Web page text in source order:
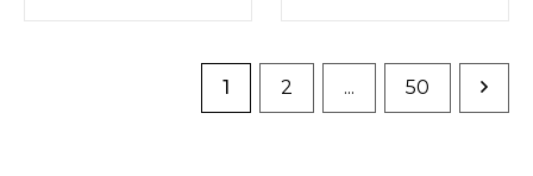
1 2 ... 50